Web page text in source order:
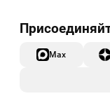
Max